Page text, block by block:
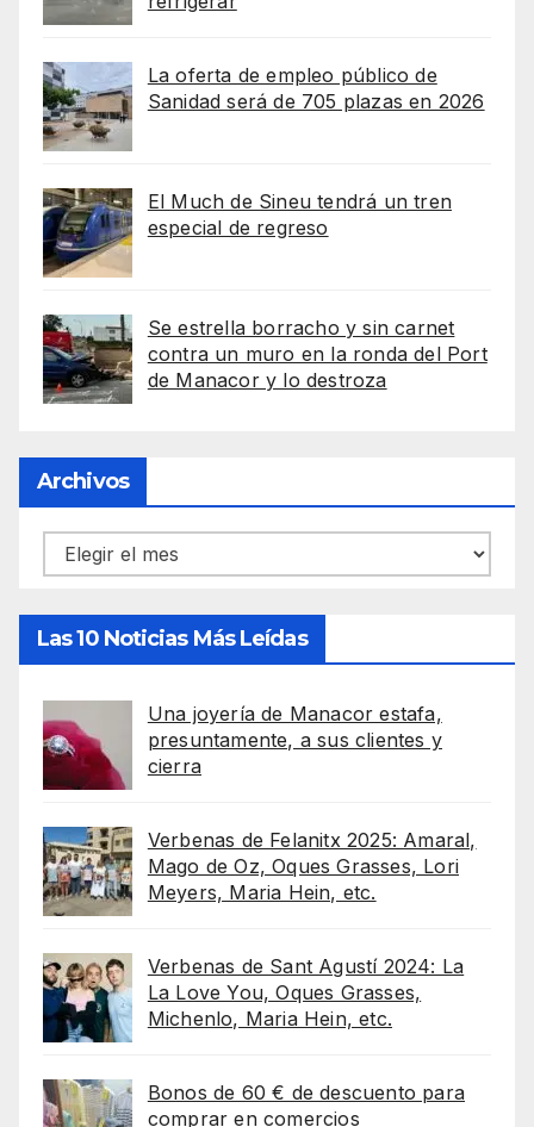
La oferta de empleo público de
Sanidad será de 705 plazas en 2026
El Much de Sineu tendrá un tren
especial de regreso
Se estrella borracho y sin carnet
contra un muro en la ronda del Port
de Manacor y lo destroza
Archivos
Archivos
Las 10 Noticias Más Leídas
Una joyería de Manacor estafa,
presuntamente, a sus clientes y
cierra
Verbenas de Felanitx 2025: Amaral,
Mago de Oz, Oques Grasses, Lori
Meyers, Maria Hein, etc.
Verbenas de Sant Agustí 2024: La
La Love You, Oques Grasses,
Michenlo, Maria Hein, etc.
Bonos de 60 € de descuento para
comprar en comercios